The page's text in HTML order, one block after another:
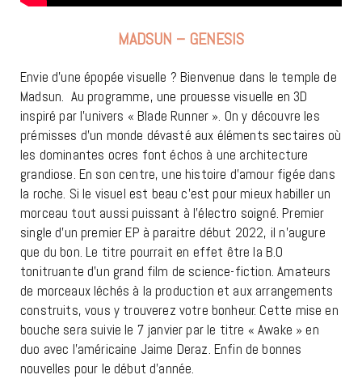
MADSUN – GENESIS
Envie d’une épopée visuelle ? Bienvenue dans le temple de
Madsun. Au programme, une prouesse visuelle en 3D
inspiré par l’univers « Blade Runner ». On y découvre les
prémisses d’un monde dévasté aux éléments sectaires où
les dominantes ocres font échos à une architecture
grandiose. En son centre, une histoire d’amour figée dans
la roche. Si le visuel est beau c’est pour mieux habiller un
morceau tout aussi puissant à l’électro soigné. Premier
single d’un premier EP à paraitre début 2022, il n’augure
que du bon. Le titre pourrait en effet être la B.O
tonitruante d’un grand film de science-fiction. Amateurs
de morceaux léchés à la production et aux arrangements
construits, vous y trouverez votre bonheur. Cette mise en
bouche sera suivie le 7 janvier par le titre « Awake » en
duo avec l’américaine Jaime Deraz. Enfin de bonnes
nouvelles pour le début d’année.